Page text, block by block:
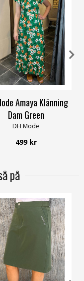
M/L XL/XXL
Amaya Klänning
Dam Green
DH Mode
499 kr
på